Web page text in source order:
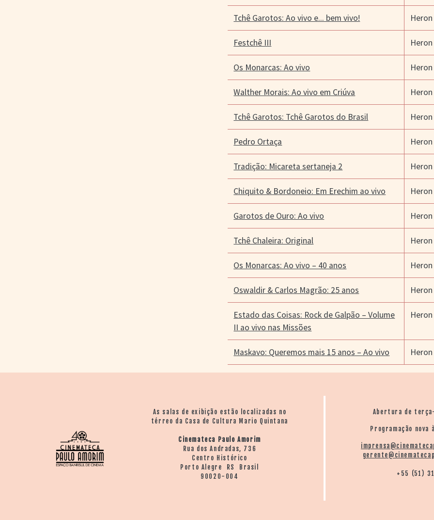
Tchê Garotos: Ao vivo e... bem vivo!
Festchê III
Os Monarcas: Ao vivo
Walther Morais: Ao vivo em Criúva
Tchê Garotos: Tchê Garotos do Brasil
Pedro Ortaça
Tradição: Micareta sertaneja 2
Chiquito & Bordoneio: Em Erechim ao vivo
Garotos de Ouro: Ao vivo
Tchê Chaleira: Original
Os Monarcas: Ao vivo – 40 anos
Oswaldir & Carlos Magrão: 25 anos
Estado das Coisas: Rock de Galpão – Volume
II ao vivo nas Missões
Maskavo: Queremos mais 15 anos – Ao vivo
As salas de exibição estão localizadas no
térreo da Casa de Cultura Mario Quintana
Cinemateca Paulo Amorim
Rua dos Andradas, 736
Centro Histórico
Porto Alegre RS Brasil
90020-004
Abertura de
Programação
+55 (51)